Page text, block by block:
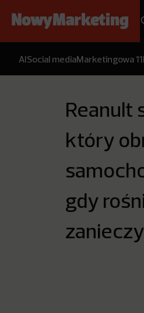
AISocial mediaMarketingowa 11
Reanult
który
gdy